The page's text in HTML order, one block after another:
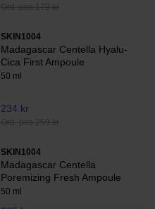
Ord. pris 179 kr
SKIN1004
Madagascar Centella Hyalu-
Cica First Ampoule
50 ml
234 kr
Ord. pris 259 kr
SKIN1004
Madagascar Centella
Poremizing Fresh Ampoule
50 ml